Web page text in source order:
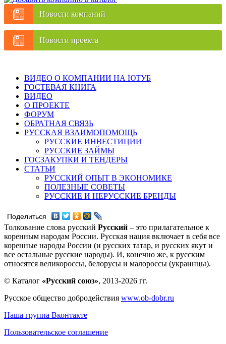
Новости компаний
Новости проекта
ВИДЕО О КОМПАНИИ НА ЮТУБ
ГОСТЕВАЯ КНИГА
ВИДЕО
О ПРОЕКТЕ
ФОРУМ
ОБРАТНАЯ СВЯЗЬ
РУССКАЯ ВЗАИМОПОМОЩЬ
РУССКИЕ ИНВЕСТИЦИИ
РУССКИЕ ЗАЙМЫ
ГОСЗАКУПКИ И ТЕНДЕРЫ
СТАТЬИ
РУССКИЙ ОПЫТ В ЭКОНОМИКЕ
ПОЛЕЗНЫЕ СОВЕТЫ
РУССКИЕ И НЕРУССКИЕ БРЕНДЫ
Поделиться
Толкование слова русский Русский – это прилагательное к
коренным народам России. Русская нация включает в себя все
коренные народы России (и русских татар, и русских якут и
все остальные русские народы). И, конечно же, к русским
относятся великороссы, белорусы и малороссы (украинцы).
© Каталог «Русский союз», 2013-2026 гг.
Русское общество добродействия www.ob-dobr.ru
Наша группа Вконтакте
Пользовательское соглашение